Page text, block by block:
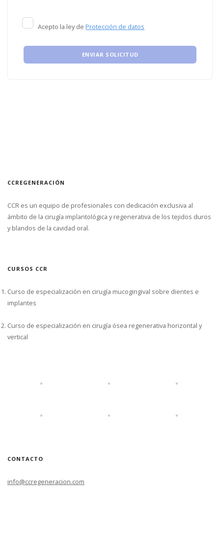
Acepto la ley de Protección de datos
CCREGENERACIÓN
CCR es un equipo de profesionales con dedicación exclusiva al
ámbito de la cirugía implantológica y regenerativa de los tejidos duros
y blandos de la cavidad oral.
CURSOS CCR
Curso de especialización en cirugía mucogingival sobre dientes e
implantes
Curso de especialización en cirugía ósea regenerativa horizontal y
vertical
CONTACTO
info@ccregeneracion.com